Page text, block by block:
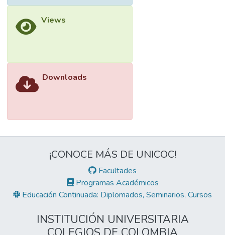
Views
Downloads
¡CONOCE MÁS DE UNICOC!
Facultades
Programas Académicos
Educación Continuada: Diplomados, Seminarios, Cursos
INSTITUCIÓN UNIVERSITARIA